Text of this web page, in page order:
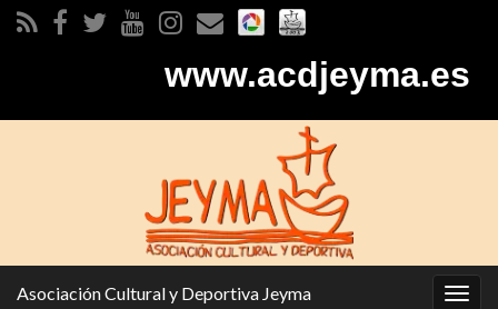
www.acdjeyma.es
Asociación Cultural y Deportiva Jeyma